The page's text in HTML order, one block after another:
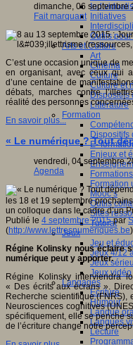
Initiatives
Outils
Arts et Culture
Art
Cinéma
Culture
Culture et
Dispositifs
Littérature
Formation
Dispositifs
E-
Enjeux et
Formation
Mooc’s
Outils
Sites
Tutorat
Jeux
Jeu et
Jeux 4/12
Jeux
Jeux vidéo
Langages
Ecriture
Humour
Langue
Langues
Lecture
dimanche, 06 septembre
Fait marquant
C’est une occasion unique de
en organisant, avec ceux qui
d’une centaine de
débats, marches contre
réalité des personnes
En savoir plus...
« Le numérique ? Tout
vendredi, 04 septembre
Agenda
les 18 et 19 septembre
un colloque dans le cadre d’un
Publié le 4 septembre 2015par
(http://www.lettresnumeriques.be)
Régine Kolinsky nous éclaire
numérique peut y apporter.
Régine Kolinsky interviendra
« Des écrits aux écrans ».
Recherche scientifique (FNRS),
Neurosciences cognitives
spécifiquement, elle se penche
de l’écriture change notre